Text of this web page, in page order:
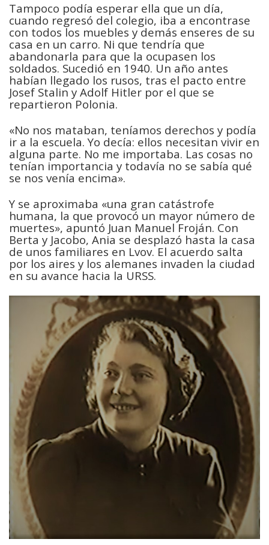
Tampoco podía esperar ella que un día,
cuando regresó del colegio, iba a encontrase
con todos los muebles y demás enseres de su
casa en un carro. Ni que tendría que
abandonarla para que la ocupasen los
soldados. Sucedió en 1940. Un año antes
habían llegado los rusos, tras el pacto entre
Josef Stalin y Adolf Hitler por el que se
repartieron Polonia.
«No nos mataban, teníamos derechos y podía
ir a la escuela. Yo decía: ellos necesitan vivir en
alguna parte. No me importaba. Las cosas no
tenían importancia y todavía no se sabía qué
se nos venía encima».
Y se aproximaba «una gran catástrofe
humana, la que provocó un mayor número de
muertes», apuntó Juan Manuel Froján. Con
Berta y Jacobo, Ania se desplazó hasta la casa
de unos familiares en Lvov. El acuerdo salta
por los aires y los alemanes invaden la ciudad
en su avance hacia la URSS.